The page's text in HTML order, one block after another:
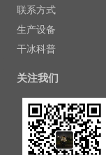
联系方式
生产设备
干冰科普
关注我们